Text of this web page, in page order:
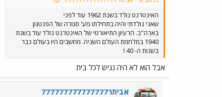
האינטרנט נולד בשנת 1962 עוד לפני
שאני נולדתי והיה בתחילתו מע' סגורה של הפנטגון
בארה"ב. הרעיון התיאורטי של האינטרנט נולד עוד בשנת
1940 במלחמת העולם השניה. מחשבים היו בעולם כבר
בשנות ה- 40 !
אבל הוא לא היה נגיש לכל בית
אביתר777777777777777